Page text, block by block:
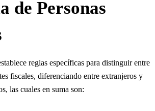
de Personas
reglas específicas para distinguir entre
fiscales, diferenciando entre extranjeros y
las cuales en suma son: